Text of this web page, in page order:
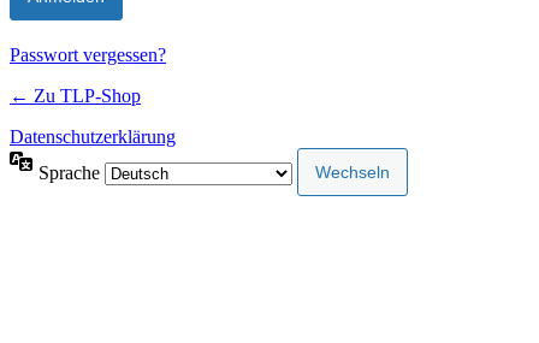
Passwort vergessen?
← Zu TLP-Shop
Datenschutzerklärung
Sprache